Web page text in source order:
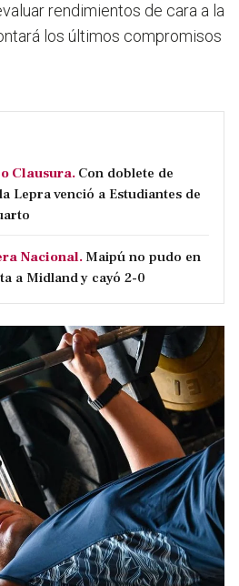
rendimientos de cara a la
los últimos compromisos
Clausura. Con doblete de
Lepra venció a Estudiantes de
Nacional.Maipú no pudo en
a Midland y cayó 2-0